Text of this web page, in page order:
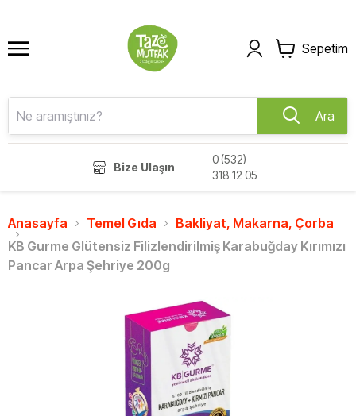
Sepetim
Ara
Bize Ulaşın
0 (532)
318 12 05
Anasayfa Temel Gıda
Bakliyat, Makarna, Çorba
KB Gurme Glütensiz Filizlendirilmiş Karabuğday Kırımızı
Pancar Arpa Şehriye 200g